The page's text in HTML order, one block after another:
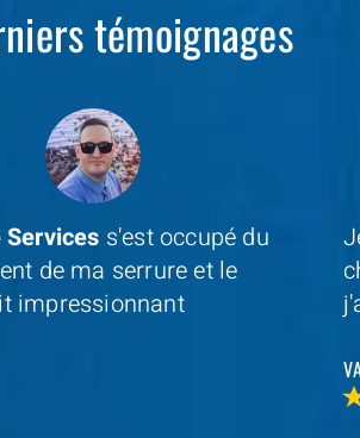
témoignages
un professionel à coté de
avecDepannage Services
n'ai pas été decu